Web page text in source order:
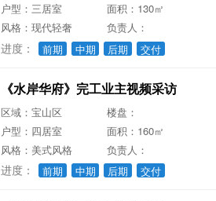
户型：三居室
面积：130㎡
风格：现代轻奢
负责人：
进度： 前期 中期 后期 交付
《水岸华府》完工业主视频采访
区域：宝山区
楼盘：
户型：四居室
面积：160㎡
风格：美式风格
负责人：
进度： 前期 中期 后期 交付